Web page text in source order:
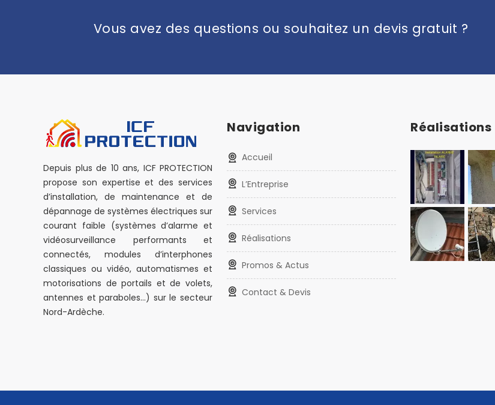
Vous avez des questions ou souhaitez un devis gratuit ?
Depuis plus de 10 ans, ICF PROTECTION
propose son expertise et des services
d’installation, de maintenance et de
dépannage de systèmes électriques sur
courant faible (systèmes d’alarme et
vidéosurveillance performants et
connectés, modules d’interphones
classiques ou vidéo, automatismes et
motorisations de portails et de volets,
antennes et paraboles…) sur le secteur
Nord-Ardèche.
Navigation
Accueil
L’Entreprise
Services
Réalisations
Promos & Actus
Contact & Devis
Réalisations